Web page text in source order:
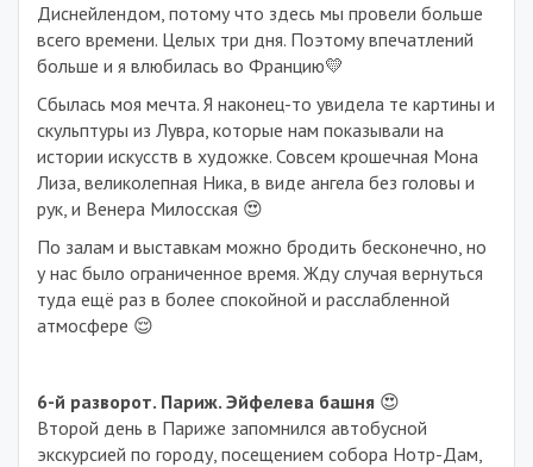
Диснейлендом, потому что здесь мы провели больше
всего времени. Целых три дня. Поэтому впечатлений
больше и я влюбилась во Францию💛
Сбылась моя мечта. Я наконец-то увидела те картины и
скульптуры из Лувра, которые нам показывали на
истории искусств в художке. Совсем крошечная Мона
Лиза, великолепная Ника, в виде ангела без головы и
рук, и Венера Милосская 😍
По залам и выставкам можно бродить бесконечно, но
у нас было ограниченное время. Жду случая вернуться
туда ещё раз в более спокойной и расслабленной
атмосфере 😌
6-й разворот. Париж. Эйфелева башня 😍
Второй день в Париже запомнился автобусной
экскурсией по городу, посещением собора Нотр-Дам,